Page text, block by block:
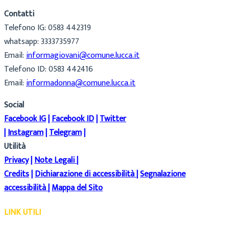
Contatti
Telefono IG: 0583 442319
whatsapp: 3333735977
Email:informagiovani@comune.lucca.it
Telefono ID: 0583 442416
Email:informadonna@comune.lucca.it
Social
Facebook IG|Facebook ID|Twitter
|Instagram|Telegram|
Utilità
Privacy|Note Legali|
Credits|Dichiarazione di accessibilità|Segnalazione
accessibilità|Mappa del Sito
LINK UTILI